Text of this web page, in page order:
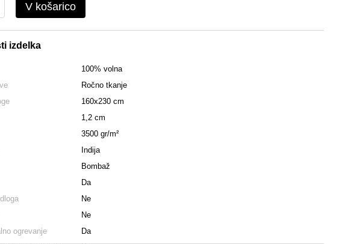
V košarico
izdelka
100% volna
Ročno tkanje
160x230 cm
1,2 cm
3500 gr/m²
Indija
Bombaž
Da
Ne
Ne
ogrevanje
Da